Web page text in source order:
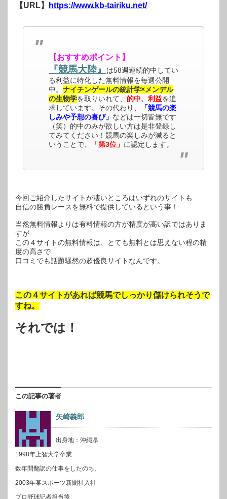
【URL】
https://www.kb-tairiku.net/
【おすすめポイント】
『競馬大陸』
は58週連続的中してい
る利益に特化した無料情報を毎週公開
中。 ナイチンゲールの統計学×メンデル
の生物学を取りいれて、 的中、利益を追
求しています。その代わり、
「競馬の楽
しみや予想の喜び」 などは一切皆無です
（笑）的中のみが欲しい方は是非登録し
てみてください！競馬の楽しみが減ると
いうことで、
「第3位」 に認定します。
今回ご紹介したサイトが凄いところはいずれのサイトも
自信の勝負レースを無料で提供しているという事！
当然無料情報よりは有料情報の方が精度が高い訳ではありま
すが
この４サイトの無料情報は、とても無料とは思えない程の精
度の高さで
口コミでも話題騒然の超優良サイトなんです。
この４サイトがあれば競馬でしっかり儲けられそうで
すね。
それでは！
この記事の著者
矢崎義郎
出身地：沖縄県
1998年上智大学卒業
数年間翻訳の仕事をしたのち、
2003年某スポーツ新聞社入社
プロ野球記者担当後、